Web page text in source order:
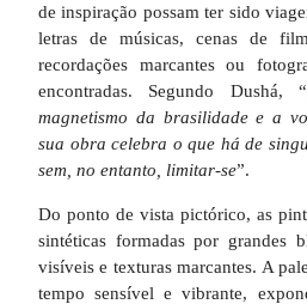
de inspiração possam ter sido
letras de músicas, cenas de
recordações marcantes ou
encontradas. Segundo Dushá, “
magnetismo da brasilidade e a
sua obra celebra o que há de
sem, no entanto, limitar-se”.
Do ponto de vista pictórico, as
sintéticas formadas por grandes
visíveis e texturas marcantes. A
tempo sensível e vibrante,